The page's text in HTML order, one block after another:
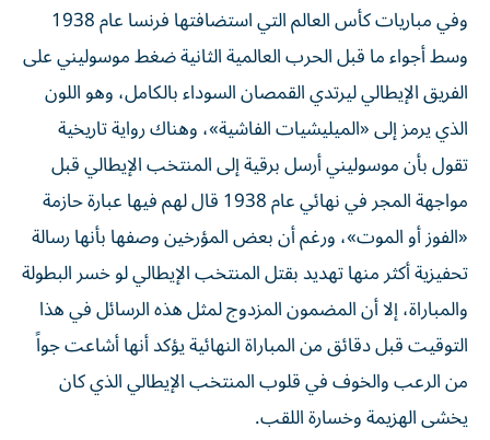
وفي مباريات كأس العالم التي استضافتها فرنسا عام 1938
وسط أجواء ما قبل الحرب العالمية الثانية ضغط موسوليني على
الفريق الإيطالي ليرتدي القمصان السوداء بالكامل، وهو اللون
الذي يرمز إلى «الميليشيات الفاشية»، وهناك رواية تاريخية
تقول بأن موسوليني أرسل برقية إلى المنتخب الإيطالي قبل
مواجهة المجر في نهائي عام 1938 قال لهم فيها عبارة حازمة
«الفوز أو الموت»، ورغم أن بعض المؤرخين وصفها بأنها رسالة
تحفيزية أكثر منها تهديد بقتل المنتخب الإيطالي لو خسر البطولة
والمباراة، إلا أن المضمون المزدوج لمثل هذه الرسائل في هذا
التوقيت قبل دقائق من المباراة النهائية يؤكد أنها أشاعت جواً
من الرعب والخوف في قلوب المنتخب الإيطالي الذي كان
يخشى الهزيمة وخسارة اللقب.